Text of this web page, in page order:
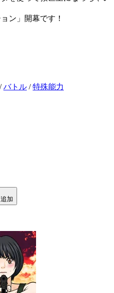
ン」開幕です！
/バトル /特殊能力
加